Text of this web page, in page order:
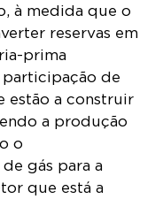
reservas em
prima
de
estão a construir
a produção
o
gás para a
que está a
para a